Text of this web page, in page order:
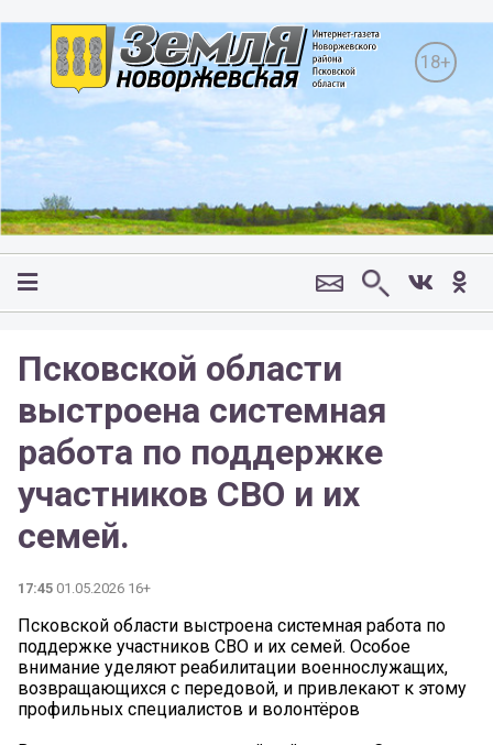
18+
Псковской области
выстроена системная
работа по поддержке
участников СВО и их
семей.
17:45 01.05.2026 16+
Псковской области выстроена системная работа по
поддержке участников СВО и их семей. Особое
внимание уделяют реабилитации военнослужащих,
возвращающихся с передовой, и привлекают к этому
профильных специалистов и волонтёров